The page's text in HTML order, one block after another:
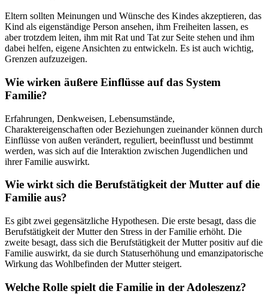
Eltern sollten Meinungen und Wünsche des Kindes akzeptieren, das
Kind als eigenständige Person ansehen, ihm Freiheiten lassen, es
aber trotzdem leiten, ihm mit Rat und Tat zur Seite stehen und ihm
dabei helfen, eigene Ansichten zu entwickeln. Es ist auch wichtig,
Grenzen aufzuzeigen.
Wie wirken äußere Einflüsse auf das System
Familie?
Erfahrungen, Denkweisen, Lebensumstände,
Charaktereigenschaften oder Beziehungen zueinander können durch
Einflüsse von außen verändert, reguliert, beeinflusst und bestimmt
werden, was sich auf die Interaktion zwischen Jugendlichen und
ihrer Familie auswirkt.
Wie wirkt sich die Berufstätigkeit der Mutter auf die
Familie aus?
Es gibt zwei gegensätzliche Hypothesen. Die erste besagt, dass die
Berufstätigkeit der Mutter den Stress in der Familie erhöht. Die
zweite besagt, dass sich die Berufstätigkeit der Mutter positiv auf die
Familie auswirkt, da sie durch Statuserhöhung und emanzipatorische
Wirkung das Wohlbefinden der Mutter steigert.
Welche Rolle spielt die Familie in der Adoleszenz?